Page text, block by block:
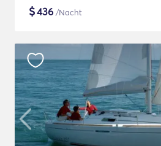
$436 /Nacht